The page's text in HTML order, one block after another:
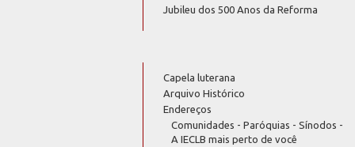
Jubileu dos 500 Anos da Reforma
Capela luterana
Arquivo Histórico
Endereços
Comunidades - Paróquias - Sínodos -
A IECLB mais perto de você